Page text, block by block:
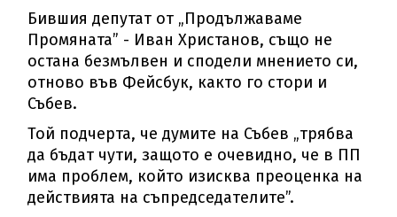
Бившия депутат от „Продължаваме
Промяната” - Иван Христанов, също не
остана безмълвен и сподели мнението си,
отново във Фейсбук, както го стори и
Събев.
Той подчерта, че думите на Събев „трябва
да бъдат чути, защото е очевидно, че в ПП
има проблем, който изисква преоценка на
действията на съпредседателите”.